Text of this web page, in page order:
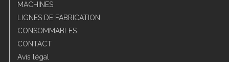
MACHINES
LIGNES DE FABRICATION
CONSOMMABLES
CONTACT
Avis légal